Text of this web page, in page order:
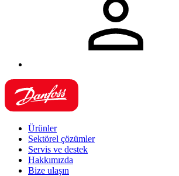
Ürünler
Sektörel çözümler
Servis ve destek
Hakkımızda
Bize ulaşın